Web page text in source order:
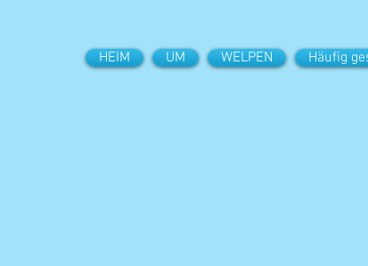
HEIM UM WELPEN Häufig